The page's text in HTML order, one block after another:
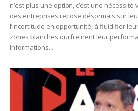
n’est plus une option, c’est une nécessité
des entreprises repose désormais sur
l’incertitude en opportunité, à fluidifier
zones blanches qui freinent leur
Informations...